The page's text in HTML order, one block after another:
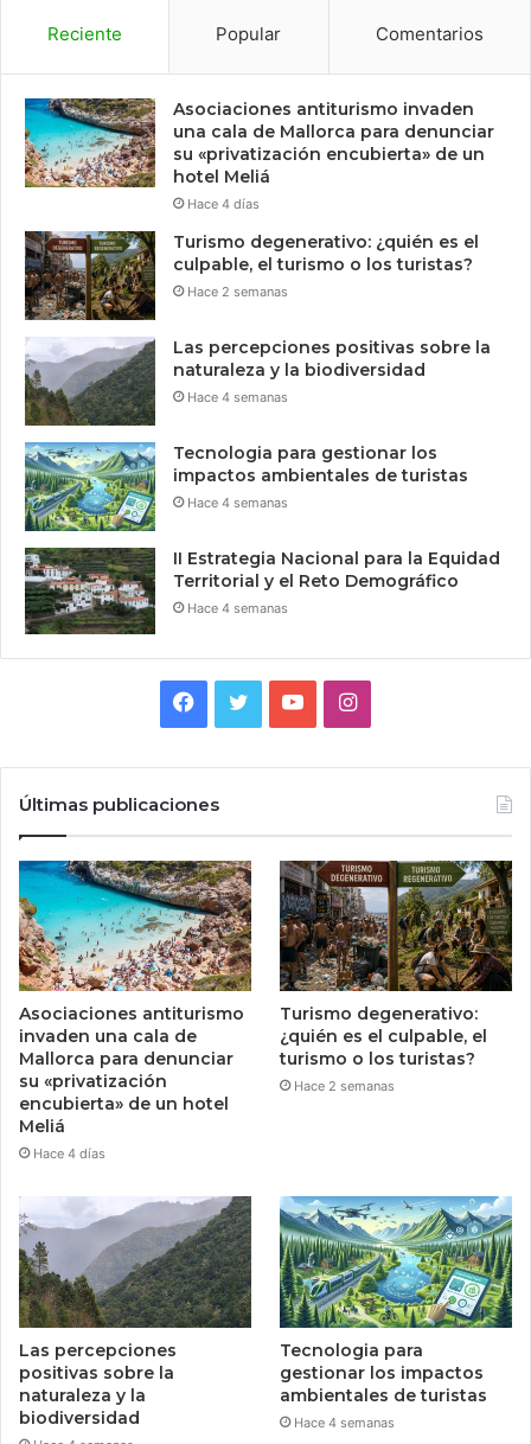
Reciente Popular Comentarios
Asociaciones antiturismo invaden
una cala de Mallorca para denunciar
su «privatización encubierta» de un
hotel Meliá
Hace 4 días
Turismo degenerativo: ¿quién es el
culpable, el turismo o los turistas?
Hace 2 semanas
Las percepciones positivas sobre la
naturaleza y la biodiversidad
Hace 4 semanas
Tecnologia para gestionar los
impactos ambientales de turistas
Hace 4 semanas
II Estrategia Nacional para la Equidad
Territorial y el Reto Demográfico
Hace 4 semanas
Facebook
TwitterYouTubeInstagram
Últimas publicaciones
Asociaciones antiturismo
invaden una cala de
Mallorca para denunciar
su «privatización
encubierta» de un hotel
Meliá
Hace 4 días
Turismo degenerativo:
¿quién es el culpable, el
turismo o los turistas?
Hace 2 semanas
Las percepciones
positivas sobre la
naturaleza y la
biodiversidad
Tecnologia para
gestionar los impactos
ambientales de turistas
Hace 4 semanas